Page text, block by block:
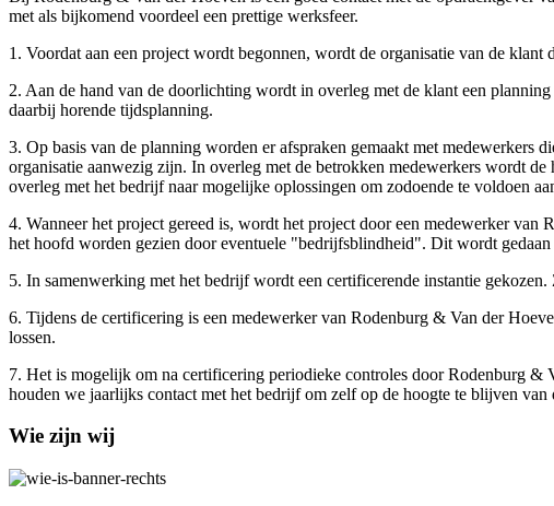
met als bijkomend voordeel een prettige werksfeer.
1. Voordat aan een project wordt begonnen, wordt de organisatie van de
2. Aan de hand van de doorlichting wordt in overleg met de klant een
daarbij horende tijdsplanning.
3. Op basis van de planning worden er afspraken gemaakt met medewerkers
organisatie aanwezig zijn. In overleg met de betrokken medewerkers wordt
overleg met het bedrijf naar mogelijke oplossingen om zodoende te voldoen
4. Wanneer het project gereed is, wordt het project door een medewerker
het hoofd worden gezien door eventuele "bedrijfsblindheid". Dit wordt
5. In samenwerking met het bedrijf wordt een certificerende instantie
6. Tijdens de certificering is een medewerker van Rodenburg & Van der
lossen.
7. Het is mogelijk om na certificering periodieke controles door Rodenburg &
houden we jaarlijks contact met het bedrijf om zelf op de hoogte te blijven
Wie zijn wij